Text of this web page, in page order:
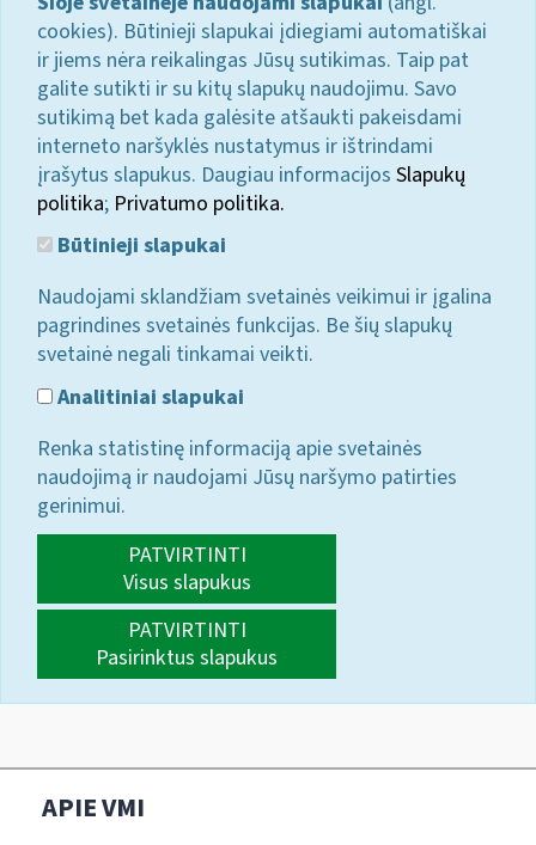
cookies). Būtinieji slapukai įdiegiami automatiškai
ir jiems nėra reikalingas Jūsų sutikimas. Taip pat
galite sutikti ir su kitų slapukų naudojimu. Savo
sutikimą bet kada galėsite atšaukti pakeisdami
interneto naršyklės nustatymus ir ištrindami
įrašytus slapukus. Daugiau informacijos Slapukų
politika; Privatumo politika.
Būtinieji slapukai
Naudojami sklandžiam svetainės veikimui ir įgalina
pagrindines svetainės funkcijas. Be šių slapukų
svetainė negali tinkamai veikti.
Analitiniai slapukai
Renka statistinę informaciją apie svetainės
naudojimą ir naudojami Jūsų naršymo patirties
gerinimui.
PATVIRTINTI
Visus slapukus
PATVIRTINTI
Pasirinktus slapukus
APIE VMI